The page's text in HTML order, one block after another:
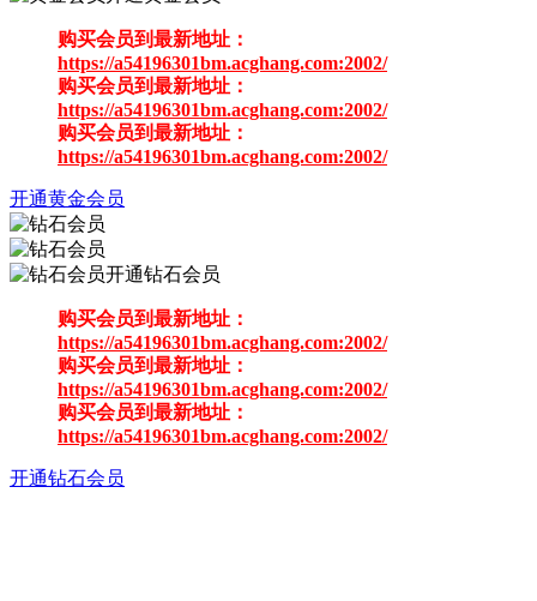
购买会员到最新地址：
https://a54196301bm.acghang.com:2002/
购买会员到最新地址：
https://a54196301bm.acghang.com:2002/
购买会员到最新地址：
https://a54196301bm.acghang.com:2002/
开通黄金会员
开通钻石会员
购买会员到最新地址：
https://a54196301bm.acghang.com:2002/
购买会员到最新地址：
https://a54196301bm.acghang.com:2002/
购买会员到最新地址：
https://a54196301bm.acghang.com:2002/
开通钻石会员